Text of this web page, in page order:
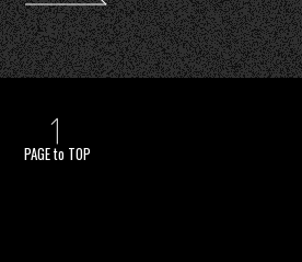
PAGE to TOP